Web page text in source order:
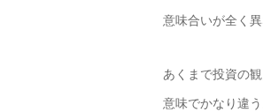
意味合いが全く
あくまで投資の
意味でかなり違う